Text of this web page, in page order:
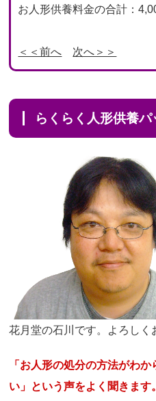
お人形供養料金の合計：
＜＜前へ 次へ＞＞
らくらく人形供養
花月堂の石川です。よろしく
「お人形の処分の方法がわ
い」という声をよく聞きます。